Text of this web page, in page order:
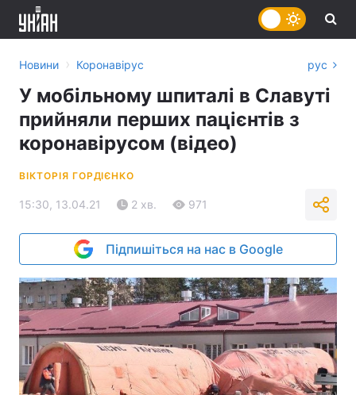
Новини › Коронавірус рус
У мобільному шпиталі в Славуті
прийняли перших пацієнтів з
коронавірусом (відео)
ВІКТОРІЯ ГОРДІЄНКО
15:30, 13.04.21 2 хв. 971
Підпишіться на нас в Google